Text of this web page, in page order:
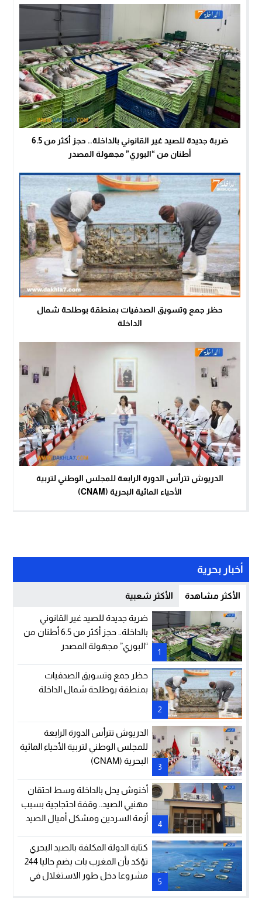
ضربة جديدة للصيد غير القانوني بالداخلة.. حجز أكثر من 6.5
أطنان من “البوري” مجهولة المصدر
حظر جمع وتسويق الصدفيات بمنطقة بوطلحة شمال
الداخلة
الدريوش تترأس الدورة الرابعة للمجلس الوطني لتربية
الأحياء المائية البحرية (CNAM)
أخبار بحرية
الأكثر مشاهدة الأكثر شعبية
1
ضربة جديدة للصيد غير القانوني
بالداخلة.. حجز أكثر من 6.5 أطنان من
“البوري” مجهولة المصدر
2
حظر جمع وتسويق الصدفيات
بمنطقة بوطلحة شمال الداخلة
3
الدريوش تترأس الدورة الرابعة
للمجلس الوطني لتربية الأحياء المائية
البحرية (CNAM)
4
أخنوش يحل بالداخلة وسط احتقان
مهنيي الصيد.. وقفة احتجاجية بسبب
أزمة السردين ومشكل أميال الصيد
5
كتابة الدولة المكلفة بالصيد البحري
تؤكد بأن المغرب بات يضم حاليا 244
مشروعا دخل طور الاستغلال في